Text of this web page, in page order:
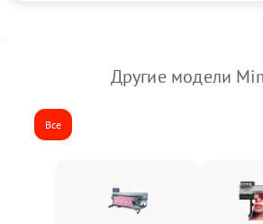
Другие модели
Все